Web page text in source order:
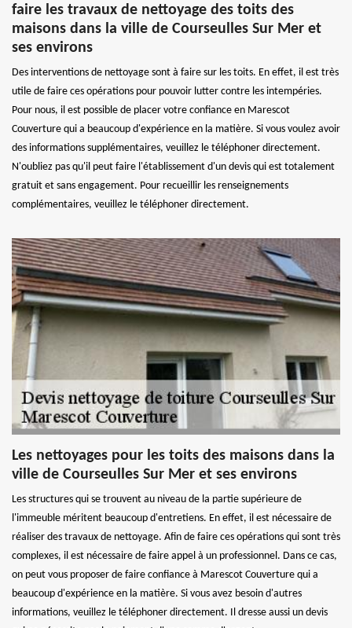
faire les travaux de nettoyage des toits des
maisons dans la ville de Courseulles Sur Mer et
ses environs
Des interventions de nettoyage sont à faire sur les toits. En effet, il est très
utile de faire ces opérations pour pouvoir lutter contre les intempéries.
Pour nous, il est possible de placer votre confiance en Marescot
Couverture qui a beaucoup d'expérience en la matière. Si vous voulez avoir
des informations supplémentaires, veuillez le téléphoner directement.
N'oubliez pas qu'il peut faire l'établissement d'un devis qui est totalement
gratuit et sans engagement. Pour recueillir les renseignements
complémentaires, veuillez le téléphoner directement.
Les nettoyages pour les toits des maisons dans la
ville de Courseulles Sur Mer et ses environs
Les structures qui se trouvent au niveau de la partie supérieure de
l'immeuble méritent beaucoup d'entretiens. En effet, il est nécessaire de
réaliser des travaux de nettoyage. Afin de faire ces opérations qui sont très
complexes, il est nécessaire de faire appel à un professionnel. Dans ce cas,
on peut vous proposer de faire confiance à Marescot Couverture qui a
beaucoup d'expérience en la matière. Si vous avez besoin d'autres
informations, veuillez le téléphoner directement. Il dresse aussi un devis